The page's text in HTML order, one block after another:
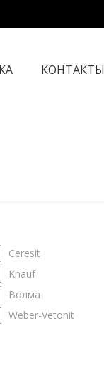
КОНТАКТЫ
Ceresit
Knauf
Волма
Weber-Vetonit